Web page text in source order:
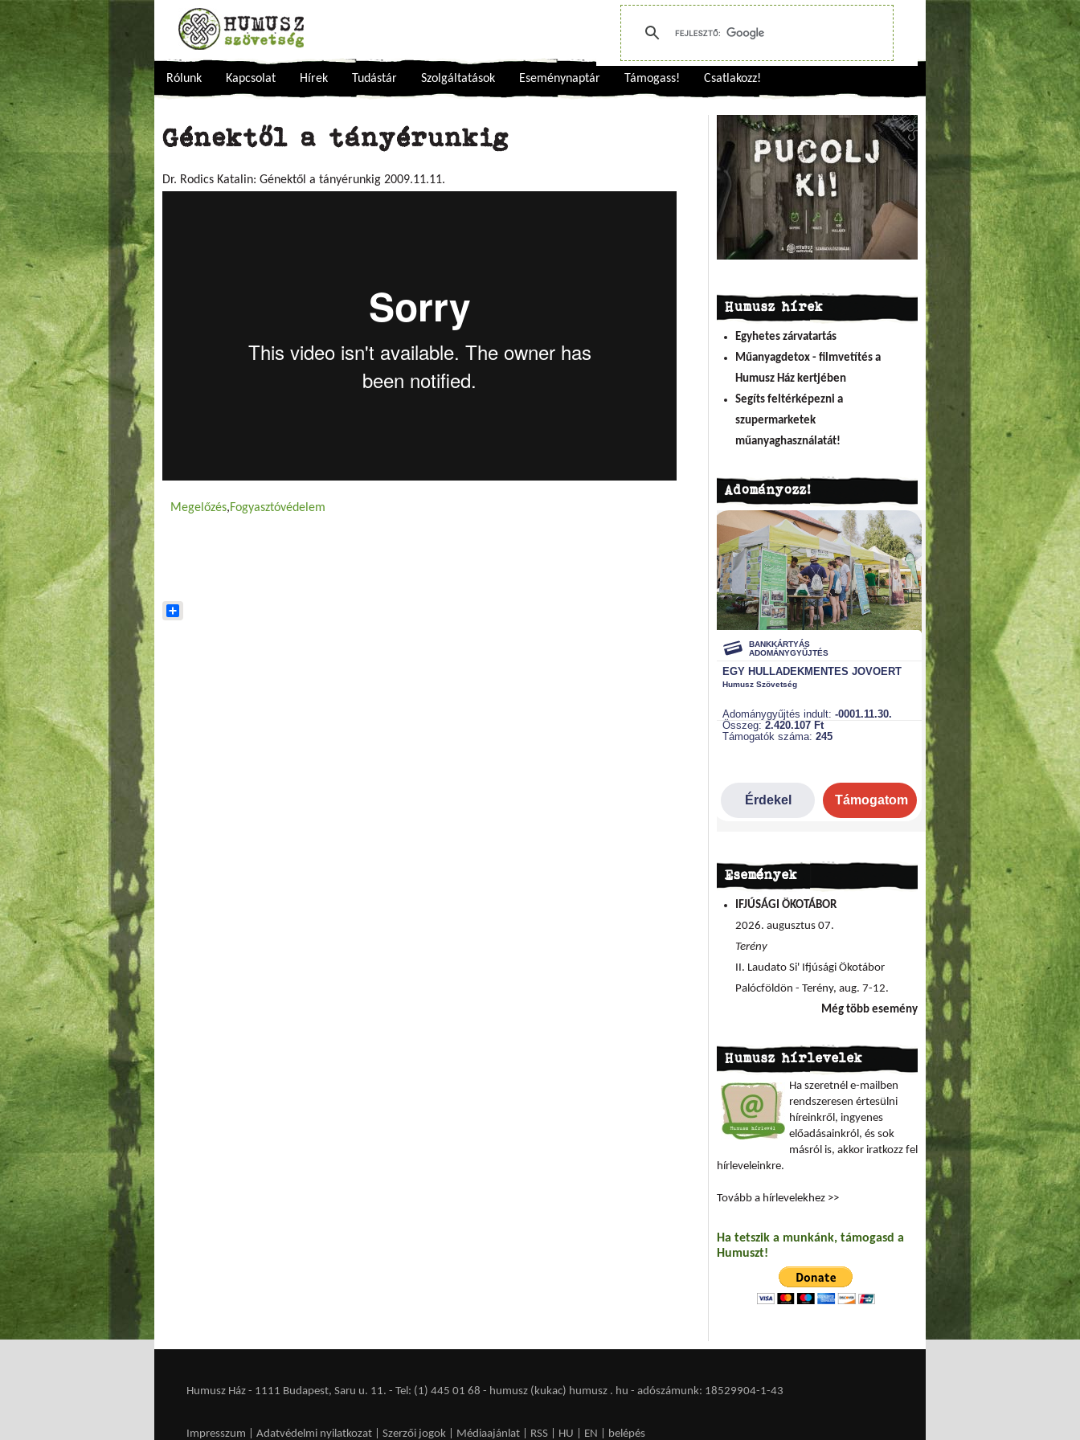
Rólunk Kapcsolat Hírek Tudástár Szolgáltatások Eseménynaptár Támogass! Csatlakozz!
Génektől a tányérunkig
Dr. Rodics Katalin: Génektől a tányérunkig 2009.11.11.
Megelőzés Fogyasztóvédelem
Humusz hírek
Egyhetes zárvatartás
Műanyagdetox - filmvetítés a
Humusz Ház kertjében
Segíts feltérképezni a
szupermarketek
műanyaghasználatát!
Adományozz!
Események
IFJÚSÁGI ÖKOTÁBOR
2026. augusztus 07.
Terény
II. Laudato Si' Ifjúsági Ökotábor
Palócföldön - Terény, aug. 7-12.
Még több esemény
Humusz hírlevelek
Ha szeretnél e-mailben
rendszeresen értesülni
híreinkről, ingyenes
előadásainkról, és sok
másról is, akkor iratkozz fel
hírleveleinkre.
Tovább a hírlevelekhez >>
Ha tetszik a munkánk, támogasd a
Humuszt!
Humusz Ház - 1111 Budapest, Saru u. 11. - Tel: (1) 445 01 68 - humusz (kukac) humusz . hu - adószámunk: 18529904-1-43
Impresszum Adatvédelmi nyilatkozat Szerzői jogok Médiaajánlat RSS HU EN belépés